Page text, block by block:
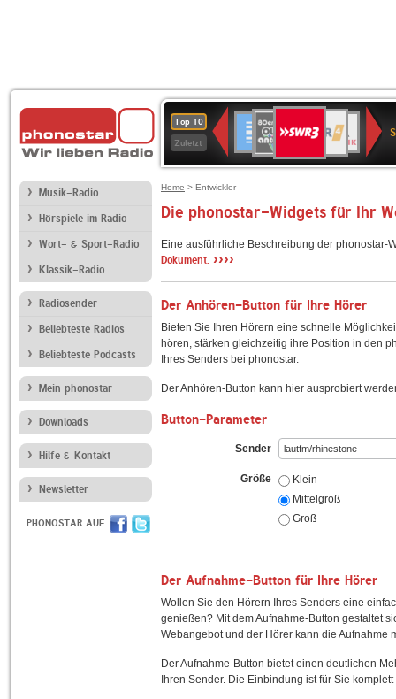
Top 10
Zuletzt
Deutschlandfunk
80er
90er
OLDIE
ANTENNE
4
KLASSIK
SWR
Kultur
NDR
2
Musik-Radio
Hörspiele im Radio
Wort- & Sport-Radio
Klassik-Radio
Radiosender
Beliebteste Radios
Beliebteste Podcasts
Mein phonostar
Downloads
Hilfe & Kontakt
Newsletter
PHONOSTAR AUF
Home > Entwickler
Die phonostar-Widgets für Ihr
Eine ausführliche Beschreibung der
Dokument. ››››
Der Anhören-Button für Ihre Hörer
Bieten Sie Ihren Hörern eine schnelle
hören, stärken gleichzeitig ihre Position in den
Ihres Senders bei phonostar.
Der Anhören-Button kann hier ausprobiert
Button-Parameter
Sender
Größe
Klein
Mittelgroß
Groß
Der Aufnahme-Button für Ihre Hörer
Wollen Sie den Hörern Ihres Senders eine
genießen? Mit dem Aufnahme-Button gestaltet
Webangebot und der Hörer kann die Aufnahme
Der Aufnahme-Button bietet einen deutlichen
Ihren Sender. Die Einbindung ist für Sie